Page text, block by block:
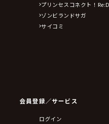
プリンセスコネクト！
ゾンビランドサガ
サイコミ
会員登録／サービス
ログイン